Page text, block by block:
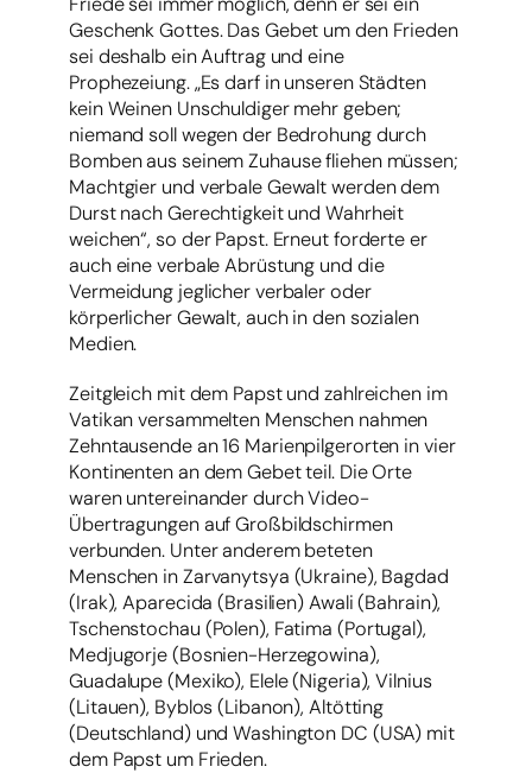
Geschenk Gottes. Das Gebet um den Frieden
sei deshalb ein Auftrag und eine
Prophezeiung. „Es darf in unseren Städten
kein Weinen Unschuldiger mehr geben;
niemand soll wegen der Bedrohung durch
Bomben aus seinem Zuhause fliehen müssen;
Machtgier und verbale Gewalt werden dem
Durst nach Gerechtigkeit und Wahrheit
weichen“, so der Papst. Erneut forderte er
auch eine verbale Abrüstung und die
Vermeidung jeglicher verbaler oder
körperlicher Gewalt, auch in den sozialen
Medien.
Zeitgleich mit dem Papst und zahlreichen im
Vatikan versammelten Menschen nahmen
Zehntausende an 16 Marienpilgerorten in vier
Kontinenten an dem Gebet teil. Die Orte
waren untereinander durch Video-
Übertragungen auf Großbildschirmen
verbunden. Unter anderem beteten
Menschen in Zarvanytsya (Ukraine), Bagdad
(Irak), Aparecida (Brasilien) Awali (Bahrain),
Tschenstochau (Polen), Fatima (Portugal),
Medjugorje (Bosnien-Herzegowina),
Guadalupe (Mexiko), Elele (Nigeria), Vilnius
(Litauen), Byblos (Libanon), Altötting
(Deutschland) und Washington DC (USA) mit
dem Papst um Frieden.